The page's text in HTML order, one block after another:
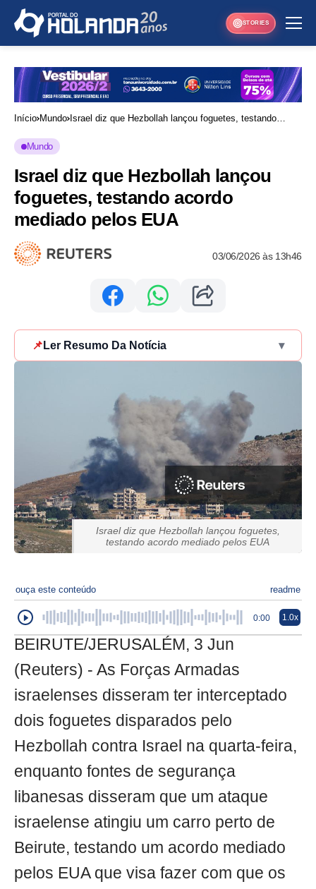
STORIES
Início Mundo Israel diz que Hezbollah lançou foguetes, testando
Mundo
Israel diz que Hezbollah lançou
foguetes, testando acordo
mediado pelos EUA
03/06/2026 às 13h46
📌 Ler Resumo Da Notícia ▾
Israel diz que Hezbollah lançou foguetes,
testando acordo mediado pelos EUA
ouça este conteúdo readme
0:00 1.0x
BEIRUTE/JERUSALÉM, 3 Jun
(Reuters) - As Forças Armadas
israelenses disseram ter interceptado
dois foguetes disparados pelo
Hezbollah contra Israel na quarta-feira,
enquanto fontes de segurança
libanesas disseram que um ataque
israelense atingiu um carro perto de
Beirute, testando um acordo mediado
pelos EUA que visa fazer com que os